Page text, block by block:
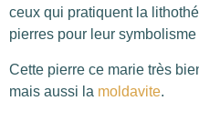
ceux qui pratiquent la
pierres pour leur
Cette pierre ce marie très
mais aussi la moldavite.